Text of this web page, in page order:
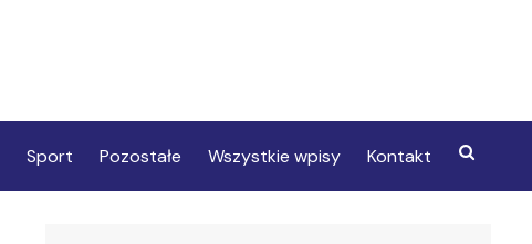
Sport Pozostałe Wszystkie wpisy Kontakt